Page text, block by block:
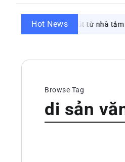
Hot News
Sức hút từ nhà tắm công
Browse Tag
di sản